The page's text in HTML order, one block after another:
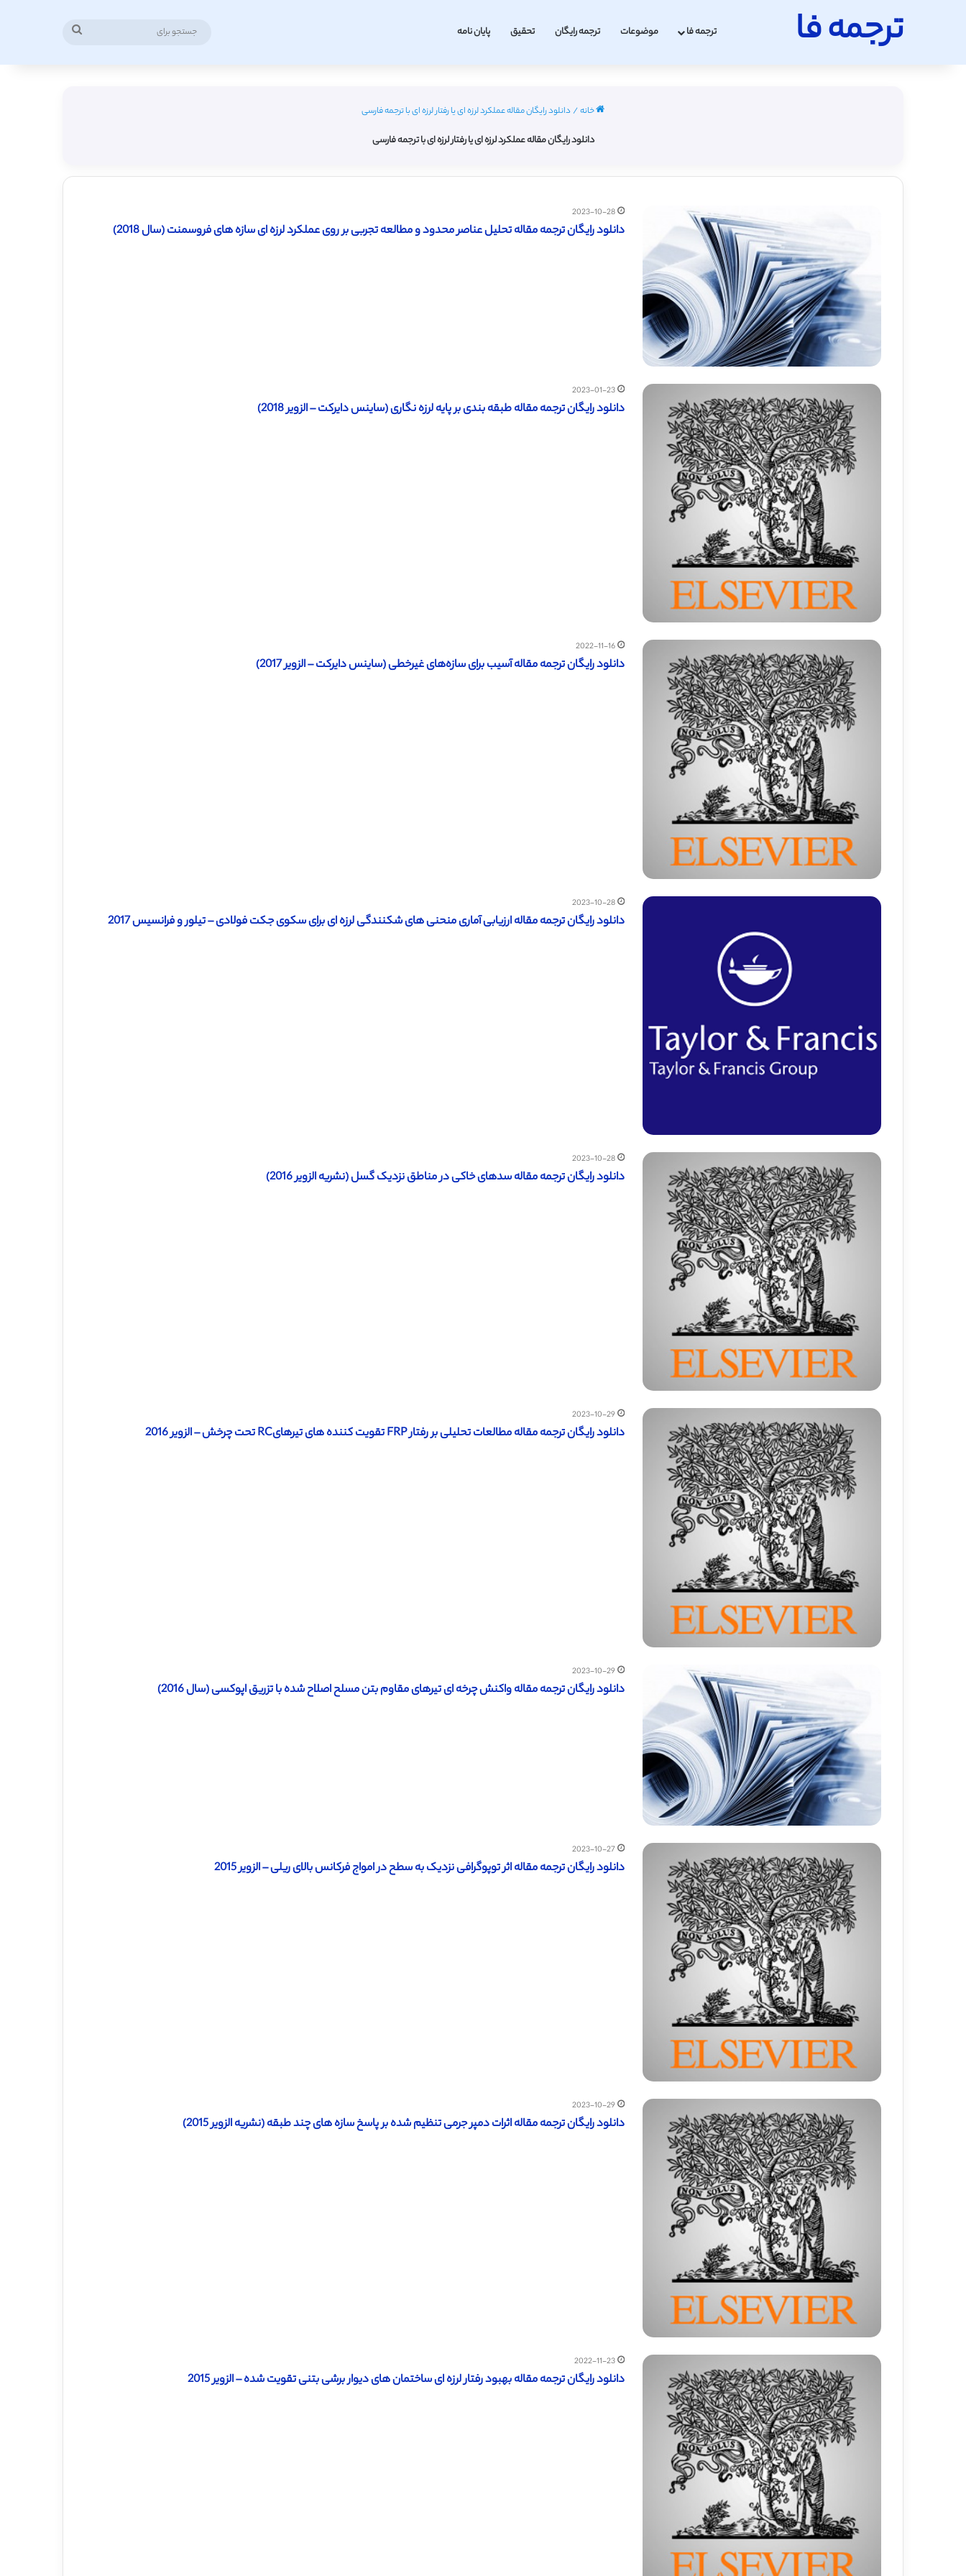
ترجمه فا ترجمه فا موضوعات ترجمه رایگان تحقیق پایان نامه
خانه/ دانلود رایگان مقاله عملکرد لرزه ای یا رفتار لرزه ای با ترجمه فارسی
دانلود رایگان مقاله عملکرد لرزه ای یا رفتار لرزه ای با ترجمه فارسی
2023-10-28
دانلود رایگان ترجمه مقاله تحلیل عناصر محدود و مطالعه تجربی بر روی عملکرد لرزه ای سازه های فروسمنت (سال 2018)
2023-01-23
دانلود رایگان ترجمه مقاله طبقه بندی بر پایه لرزه نگاری (ساینس دایرکت – الزویر 2018)
2022-11-16
دانلود رایگان ترجمه مقاله آسیب برای سازه‌های غیرخطی (ساینس دایرکت – الزویر 2017)
2023-10-28
دانلود رایگان ترجمه مقاله ارزیابی آماری منحنی های شکنندگی لرزه ای برای سکوی جکت فولادی – تیلور و فرانسیس 2017
2023-10-28
دانلود رایگان ترجمه مقاله سدهای خاکی در مناطق نزدیک گسل (نشریه الزویر 2016)
2023-10-29
دانلود رایگان ترجمه مقاله مطالعات تحلیلی بر رفتار FRP تقویت کننده های تیرهایRC تحت چرخش – الزویر 2016
2023-10-29
دانلود رایگان ترجمه مقاله واکنش چرخه ای تیرهای مقاوم بتن مسلح اصلاح شده با تزریق اپوکسی (سال 2016)
2023-10-27
دانلود رایگان ترجمه مقاله اثر توپوگرافی نزدیک به سطح در امواج فرکانس بالای ریلی – الزویر 2015
2023-10-29
دانلود رایگان ترجمه مقاله اثرات دمپر جرمی تنظیم شده بر پاسخ سازه های چند طبقه (نشریه الزویر 2015)
2022-11-23
دانلود رایگان ترجمه مقاله بهبود رفتار لرزه ای ساختمان های دیوار برشی بتنی تقویت شده – الزویر 2015